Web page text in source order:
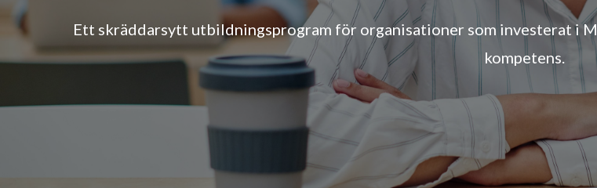
Ett skräddarsytt utbildningsprogram för organisationer som investerat i
kompetens.